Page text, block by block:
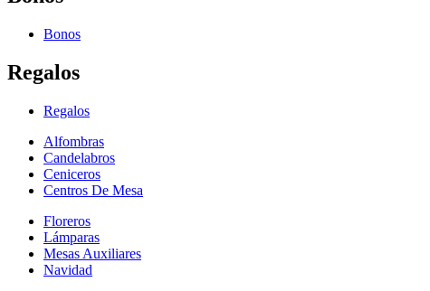
Bonos
Regalos
Regalos
Alfombras
Candelabros
Ceniceros
Centros De Mesa
Floreros
Lámparas
Mesas Auxiliares
Navidad